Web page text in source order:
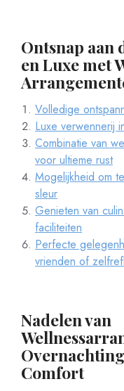
Ontsnap aan
en Luxe met
Volledige
Luxe verwennerij
Combinatie van
voor ultieme rust
Mogelijkheid om
sleur
Genieten van
faciliteiten
Perfecte
vrienden of
Nadelen van
Comfort